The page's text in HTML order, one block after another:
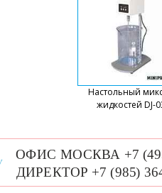
Настольный
жидкостей DJ-